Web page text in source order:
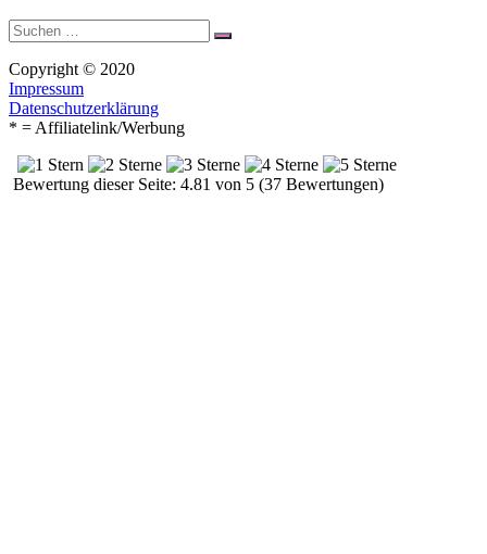
Suche
nach:
Suchen
Copyright © 2020
Impressum
Datenschutzerklärung
* = Affiliatelink/Werbung
Bewertung dieser Seite: 4.81 von 5 (37 Bewertungen)